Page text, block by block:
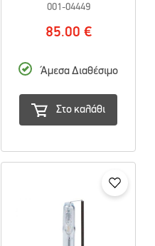
001-04449
85.00 €
Άμεσα Διαθέσιμο
Στο καλάθι